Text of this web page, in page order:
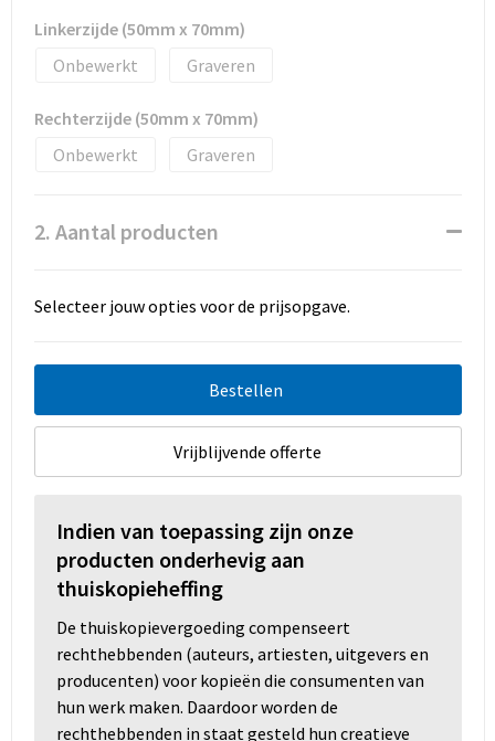
Duffeltassen
Fietstassen
Reistassen
Linkerzijde (50mm x 70mm)
Onbewerkt
Graveren
Rechterzijde (50mm x 70mm)
Onbewerkt
Graveren
2. Aantal producten
Selecteer jouw opties voor de prijsopgave.
Bestellen
Vrijblijvende offerte
Indien van toepassing zijn onze
producten onderhevig aan
thuiskopieheffing
De thuiskopievergoeding compenseert
rechthebbenden (auteurs, artiesten, uitgevers en
producenten) voor kopieën die consumenten van
hun werk maken. Daardoor worden de
rechthebbenden in staat gesteld hun creatieve